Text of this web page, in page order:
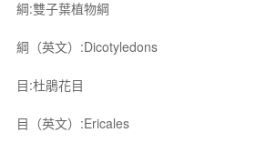
綱:雙子葉植物綱
綱（英文）:Dicotyledons
目:杜鵑花目
目（英文）:Ericales